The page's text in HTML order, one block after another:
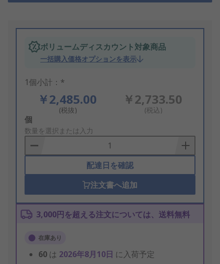
ボリュームディスカウント対象商品
一括購入価格オプションを表示
1個小計：*
￥2,485.00
(税抜)
￥2,733.50
(税込)
Add
to
Basket
個
数量を選択または入力
配達日を確認
注文書へ追加
3,000円を超える注文については、送料無料
在庫あり
60 は 2026年8月10日 に入荷予定